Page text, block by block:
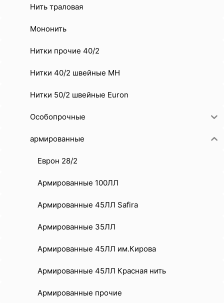
Нить траловая
Мононить
Нитки прочие 40/2
Нитки 40/2 швейные MH
Нитки 50/2 швейные Euron
Особопрочные
армированные
Еврон 28/2
Армированные 100ЛЛ
Армированные 45ЛЛ Safira
Армированные 35ЛЛ
Армированные 45ЛЛ им.Кирова
Армированные 45ЛЛ Красная нить
Армированные прочие